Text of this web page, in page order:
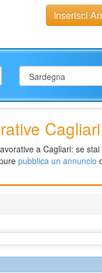
Inserisci
Cagliari
a Cagliari: se
pubblica un annuncio